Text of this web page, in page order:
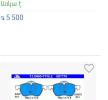
Առկա է
֏5 500
favorite_border